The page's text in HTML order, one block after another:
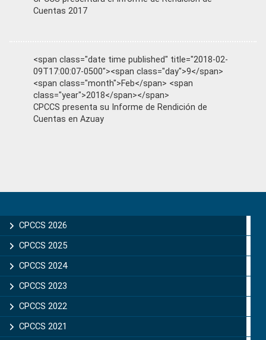
Cuentas 2017
<span class="date time published" title="2018-02-
09T17:00:07-0500"><span class="day">9</span>
<span class="month">Feb</span> <span
class="year">2018</span></span>
CPCCS presenta su Informe de Rendición de
Cuentas en Azuay
Sidebar
CPCCS 2026
CPCCS 2025
CPCCS 2024
CPCCS 2023
CPCCS 2022
CPCCS 2021